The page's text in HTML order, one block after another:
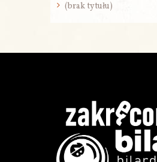
(brak tytułu)